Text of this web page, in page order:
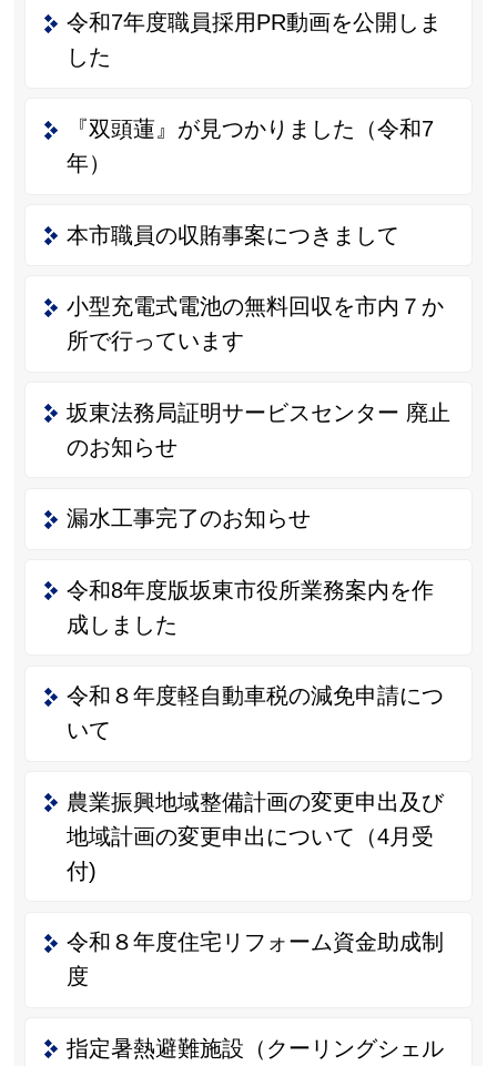
令和7年度職員採用PR動画を公開しま
した
『双頭蓮』が見つかりました（令和7
年）
本市職員の収賄事案につきまして
小型充電式電池の無料回収を市内７か
所で行っています
坂東法務局証明サービスセンター 廃止
のお知らせ
漏水工事完了のお知らせ
令和8年度版坂東市役所業務案内を作
成しました
令和８年度軽自動車税の減免申請につ
いて
農業振興地域整備計画の変更申出及び
地域計画の変更申出について（4月受
付)
令和８年度住宅リフォーム資金助成制
度
指定暑熱避難施設（クーリングシェル